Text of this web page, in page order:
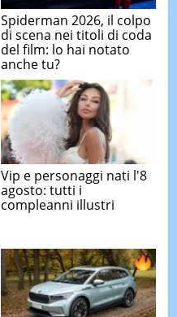
Spiderman 2026, il colpo
di scena nei titoli di coda
del film: lo hai notato
anche tu?
Vip e personaggi nati l'8
agosto: tutti i
compleanni illustri